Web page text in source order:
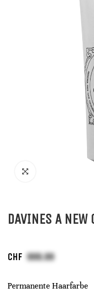
DAVINES A
CHF
Permanente Haarfarbe